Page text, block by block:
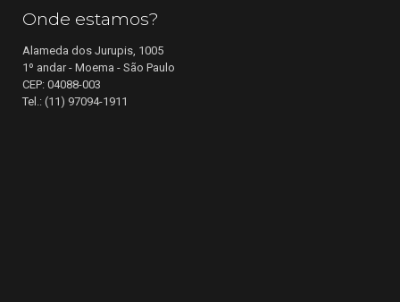
Onde estamos?
Alameda dos Jurupis, 1005
1º andar - Moema - São Paulo
CEP: 04088-003
Tel.: (11) 97094-1911